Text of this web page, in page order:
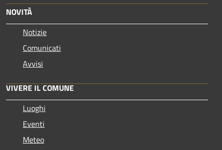
NOVITÀ
Notizie
Comunicati
Avvisi
VIVERE IL COMUNE
Luoghi
Eventi
Meteo